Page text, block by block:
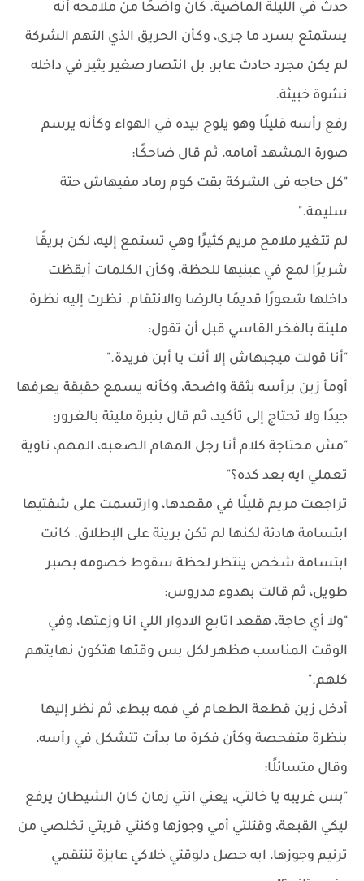
حدث في الليلة الماضية. كان واضحًا من ملامحه أنه
يستمتع بسرد ما جرى، وكأن الحريق الذي التهم الشركة
لم يكن مجرد حادث عابر، بل انتصار صغير يثير في داخله
نشوة خبيثة.
رفع رأسه قليلًا وهو يلوح بيده في الهواء وكأنه يرسم
صورة المشهد أمامه، ثم قال ضاحكًا:
"كل حاجه فى الشركة بقت كوم رماد مفيهاش حتة
سليمة."
لم تتغير ملامح مريم كثيرًا وهي تستمع إليه، لكن بريقًا
شريرًا لمع في عينيها للحظة، وكأن الكلمات أيقظت
داخلها شعورًا قديمًا بالرضا والانتقام. نظرت إليه نظرة
مليئة بالفخر القاسي قبل أن تقول:
"أنا قولت ميجبهاش إلا أنت يا أبن فريدة."
أومأ زين برأسه بثقة واضحة، وكأنه يسمع حقيقة يعرفها
جيدًا ولا تحتاج إلى تأكيد، ثم قال بنبرة مليئة بالغرور:
"مش محتاجة كلام أنا رجل المهام الصعبه، المهم، ناوية
تعملي ايه بعد كده؟"
تراجعت مريم قليلًا في مقعدها، وارتسمت على شفتيها
ابتسامة هادئة لكنها لم تكن بريئة على الإطلاق. كانت
ابتسامة شخص ينتظر لحظة سقوط خصومه بصبر
طويل، ثم قالت بهدوء مدروس:
"ولا أي حاجة، هقعد اتابع الادوار اللي انا وزعتها، وفي
الوقت المناسب هظهر لكل بس وقتها هتكون نهايتهم
كلهم."
أدخل زين قطعة الطعام في فمه ببطء، ثم نظر إليها
بنظرة متفحصة وكأن فكرة ما بدأت تتشكل في رأسه،
وقال متسائلًا:
"بس غريبه يا خالتي، يعني انتي زمان كان الشيطان يرفع
ليكي القبعة، وقتلتي أمي وجوزها وكنتي قربتي تخلصي من
ترنيم وجوزها، ايه حصل دلوقتي خلاكي عايزة تنتقمي